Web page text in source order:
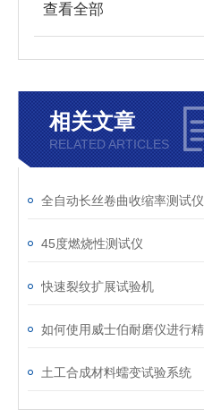
查看全部
相关文章
RELATED ARTICLES
全自动长丝卷曲收缩率测试仪
45度燃烧性测试仪
快速裂纹扩展试验机
土工合成材料蠕变试验系统